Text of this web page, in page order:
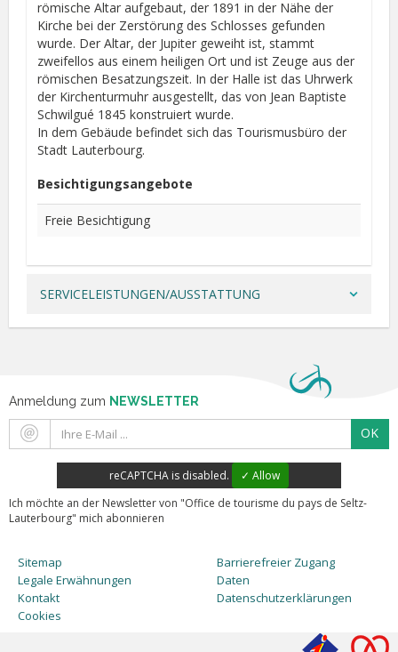
römische Altar aufgebaut, der 1891 in der Nähe der
Kirche bei der Zerstörung des Schlosses gefunden
wurde. Der Altar, der Jupiter geweiht ist, stammt
zweifellos aus einem heiligen Ort und ist Zeuge aus der
römischen Besatzungszeit. In der Halle ist das Uhrwerk
der Kirchenturmuhr ausgestellt, das von Jean Baptiste
Schwilgué 1845 konstruiert wurde.
In dem Gebäude befindet sich das Tourismusbüro der
Stadt Lauterbourg.
Besichtigungsangebote
Freie Besichtigung
SERVICELEISTUNGEN/AUSSTATTUNG
Anmeldung zum NEWSLETTER
OK
reCAPTCHA is disabled.
✓ Allow
Ich möchte an der Newsletter von "Office de tourisme du pays de Seltz-
Lauterbourg" mich abonnieren
Sitemap
Barrierefreier Zugang
Legale Erwähnungen
Daten
Kontakt
Datenschutzerklärungen
Cookies